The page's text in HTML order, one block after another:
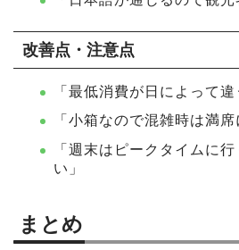
改善点・注意点
「最低消費が日によって
「小箱なので混雑時は満席
「週末はピークタイムに
い」
まとめ